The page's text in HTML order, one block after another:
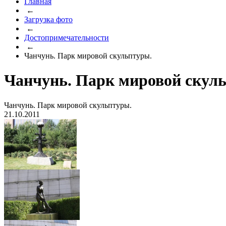
←
Загрузка фото
←
Достопримечательности
←
Чанчунь. Парк мировой скульптуры.
Чанчунь. Парк мировой
Чанчунь. Парк мировой скульптуры.
21.10.2011